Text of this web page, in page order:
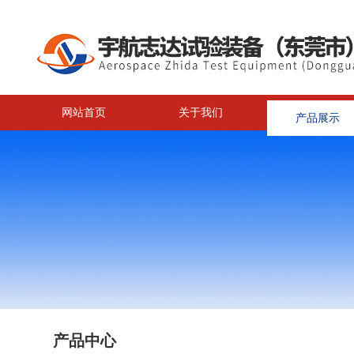
网站首页 关于我们 产品展示
产品中心